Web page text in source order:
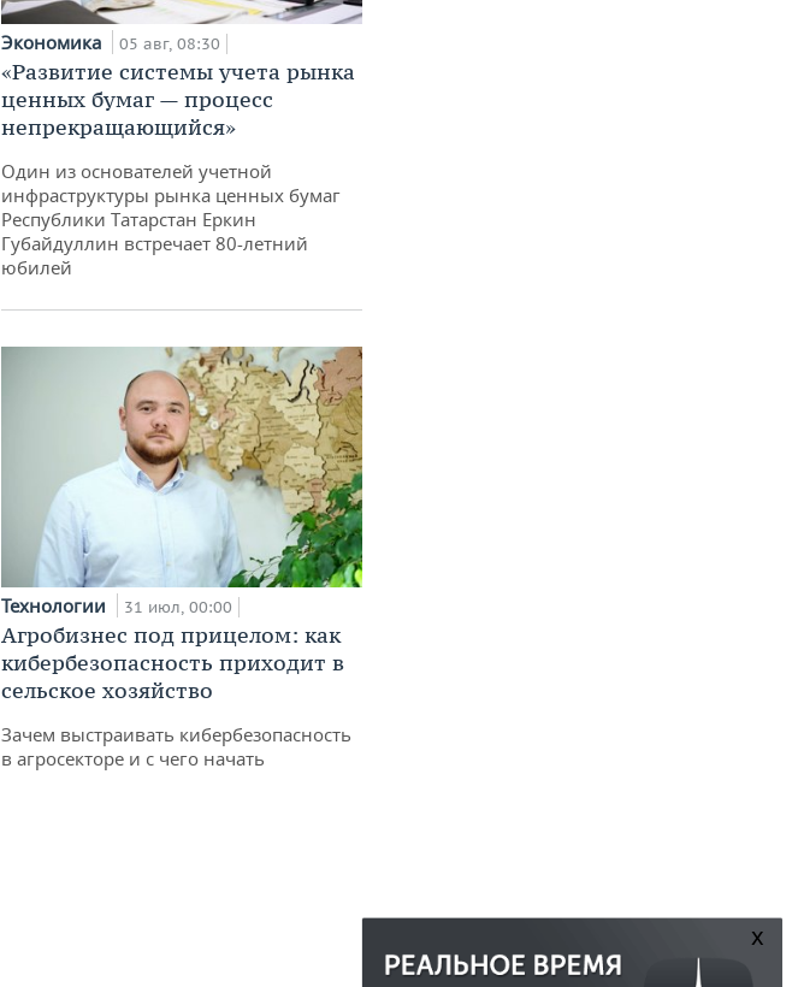
Экономика 05 авг, 08:30
«Развитие системы учета рынка
ценных бумаг — процесс
непрекращающийся»
Один из основателей учетной
инфраструктуры рынка ценных бумаг
Республики Татарстан Еркин
Губайдуллин встречает 80-летний
юбилей
Технологии 31 июл, 00:00
Агробизнес под прицелом: как
кибербезопасность приходит в
сельское хозяйство
Зачем выстраивать кибербезопасность
в агросекторе и с чего начать
x